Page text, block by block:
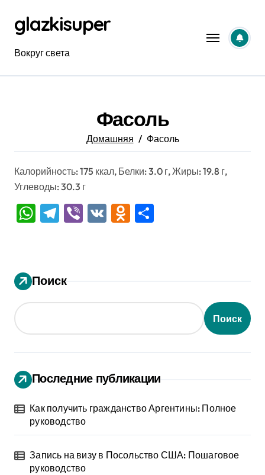
содержанию
glazkisuper
Вокруг света
Фасоль
Домашняя Фасоль
Калорийность: 175 ккал, Белки: 3.0 г, Жиры: 19.8 г,
Углеводы: 30.3 г
WhatsApp
Telegram
Viber
VK Odnoklassniki
Поиск
Поиск
Последние публикации
Как получить гражданство Аргентины: Полное
руководство
Запись на визу в Посольство США: Пошаговое
руководство